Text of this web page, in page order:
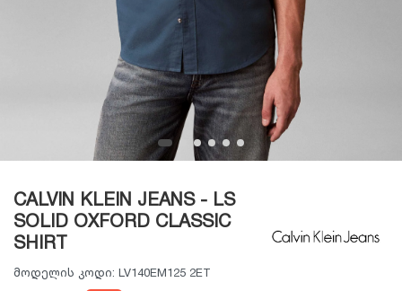
CALVIN KLEIN JEANS - LS
SOLID OXFORD CLASSIC
SHIRT
მოდელის კოდი: LV140EM125 2ET